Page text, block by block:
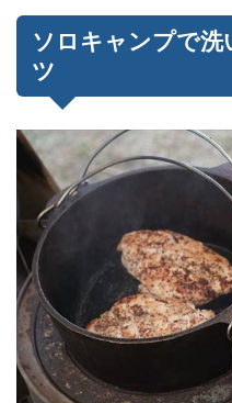
ソロキャンプで洗
ツ